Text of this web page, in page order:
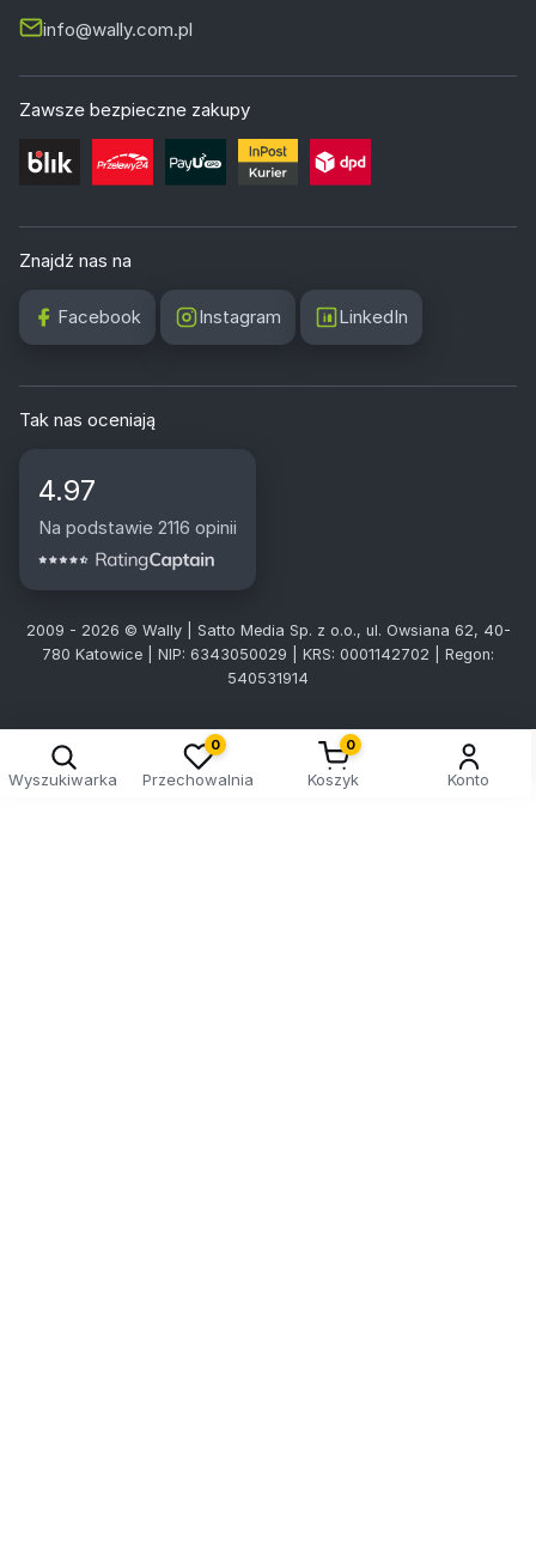
info@wally.com.pl
Zawsze bezpieczne zakupy
Znajdź nas na
Facebook Instagram LinkedIn
Tak nas oceniają
4.97
Na podstawie 2116 opinii
2009 - 2026 © Wally | Satto Media Sp. z o.o., ul. Owsiana 62, 40-
780 Katowice | NIP: 6343050029 | KRS: 0001142702 | Regon:
540531914
Wyszukiwarka
0
Przechowalnia
0
Koszyk Konto
Kreator doboru tablic